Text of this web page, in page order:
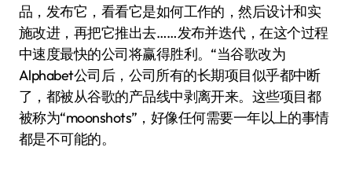
品，发布它，看看它是如何工作的，然后设计和实
施改进，再把它推出去……发布并迭代，在这个过程
中速度最快的公司将赢得胜利。“当谷歌改为
Alphabet公司后，公司所有的长期项目似乎都中断
了，都被从谷歌的产品线中剥离开来。这些项目都
被称为“moonshots”，好像任何需要一年以上的事情
都是不可能的。